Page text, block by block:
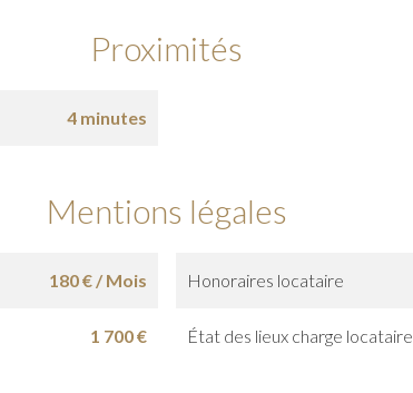
Proximités
4 minutes
Mentions légales
180 € / Mois Honoraires locataire
1 700 € État des lieux charge locataire